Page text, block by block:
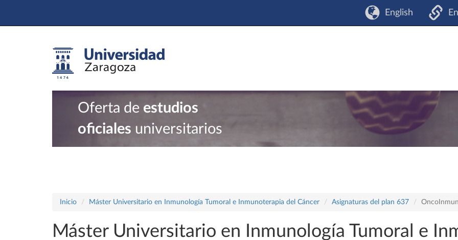
English
Oferta de estudios
oficiales universitarios
Inicio Máster Universitario en Inmunología Tumoral e Inmunoterapia del Cáncer Asignaturas del plan 637
Máster Universitario en Inmunología Tumoral e